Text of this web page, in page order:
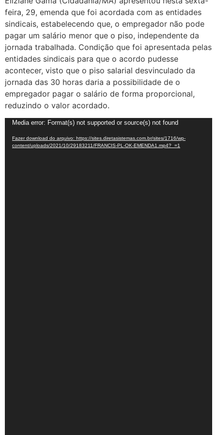
feira, 29, emenda que foi acordada com as entidades
sindicais, estabelecendo que, o empregador não pode
pagar um salário menor que o piso, independente da
jornada trabalhada. Condição que foi apresentada pelas
entidades sindicais para que o acordo pudesse
acontecer, visto que o piso salarial desvinculado da
jornada das 30 horas daria a possibilidade de o
empregador pagar o salário de forma proporcional,
reduzindo o valor acordado.
Tocador
de
vídeo
Media error: Format(s) not supported or source(s) not found
Fazer download do arquivo: https://sites.diretasistemas.com.br/sites/1716/wp-
content/uploads/2021/10/29183211/FRANCIS-PL-OK-EMENDA1.mp4?_=1